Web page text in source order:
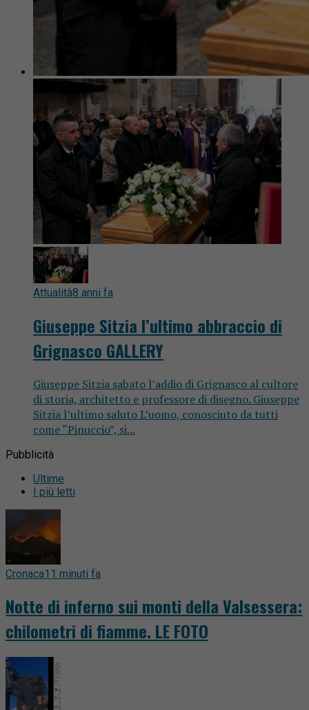
Attualità8 anni fa
Giuseppe Sitzia l’ultimo abbraccio di
Grignasco GALLERY
Giuseppe Sitzia sabato l’addio di Grignasco al cultore
di storia, architetto e professore di disegno. Giuseppe
Sitzia l’ultimo saluto L’uomo, conosciuto da tutti
come “Pinuccio”, si...
Pubblicità
Ultime
I più letti
Cronaca11 minuti fa
Notte di inferno sui monti della Valsessera:
chilometri di fiamme. LE FOTO